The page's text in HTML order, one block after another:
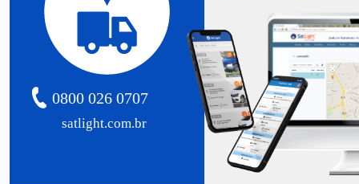
satlight.com.br
0800 026 0707